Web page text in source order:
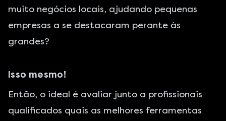
muito negócios locais, ajudando pequenas
empresas a se destacaram perante às
grandes?
Isso mesmo!
Então, o ideal é avaliar junto a profissionais
qualificados quais as melhores ferramentas